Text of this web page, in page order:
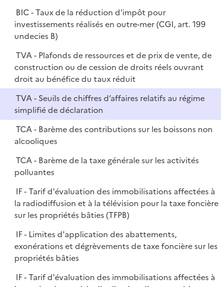
BIC - Taux de la réduction d'impôt pour
investissements réalisés en outre-mer (CGI, art. 199
undecies B)
TVA - Plafonds de ressources et de prix de vente, de
construction ou de cession de droits réels ouvrant
droit au bénéfice du taux réduit
TVA - Seuils de chiffres d’affaires relatifs au régime
simplifié de déclaration
TCA - Barème des contributions sur les boissons non
alcooliques
TCA - Barème de la taxe générale sur les activités
polluantes
IF - Tarif d'évaluation des immobilisations affectées à
la radiodiffusion et à la télévision pour la taxe foncière
sur les propriétés bâties (TFPB)
IF - Limites d'application des abattements,
exonérations et dégrèvements de taxe foncière sur les
propriétés bâties
IF - Tarif d'évaluation des immobilisations affectées à